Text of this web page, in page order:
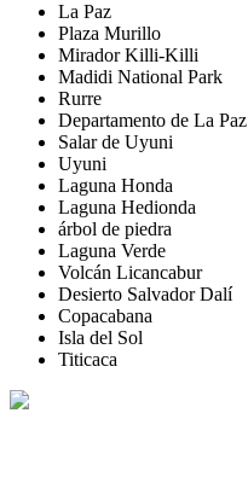
La Paz
Plaza Murillo
Mirador Killi-Killi
Madidi National Park
Rurre
Departamento de La Paz
Salar de Uyuni
Uyuni
Laguna Honda
Laguna Hedionda
árbol de piedra
Laguna Verde
Volcán Licancabur
Desierto Salvador Dalí
Copacabana
Isla del Sol
Titicaca